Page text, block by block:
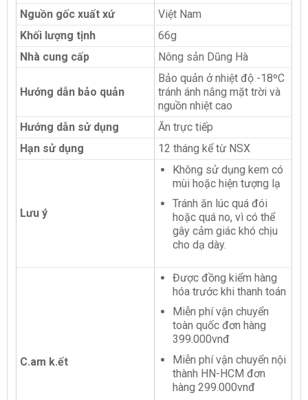
Nguồn gốc xuất xứ
Việt Nam
Khối lượng tịnh
66g
Nhà cung cấp
Nông sản Dũng Hà
Hướng dẫn bảo quản
Bảo quản ở nhiệt độ -18ºC
tránh ánh nắng mặt trời và
nguồn nhiệt cao
Hướng dẫn sử dụng
Ăn trực tiếp
Hạn sử dụng
12 tháng kể từ NSX
Lưu ý
Không sử dụng kem có
mùi hoặc hiện tượng lạ
Tránh ăn lúc quá đói
hoặc quá no, vì có thể
gây cảm giác khó chịu
cho dạ dày.
C.am k.ết
Được đồng kiểm hàng
hóa trước khi thanh toán
Miễn phí vận chuyển
toàn quốc đơn hàng
399.000vnđ
Miễn phí vận chuyển nội
thành HN-HCM đơn
hàng 299.000vnđ